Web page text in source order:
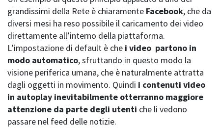
grandissimi della Rete è chiaramente Facebook, che da
diversi mesi ha reso possibile il caricamento dei video
direttamente all’interno della piattaforma.
L’impostazione di default è che i video partono in
modo automatico, sfruttando in questo modo la
visione periferica umana, che è naturalmente attratta
dagli oggetti in movimento. Quindi i contenuti video
in autoplay inevitabilmente otterranno maggiore
attenzione da parte degli utenti che li vedono
passare nel feed delle notizie.